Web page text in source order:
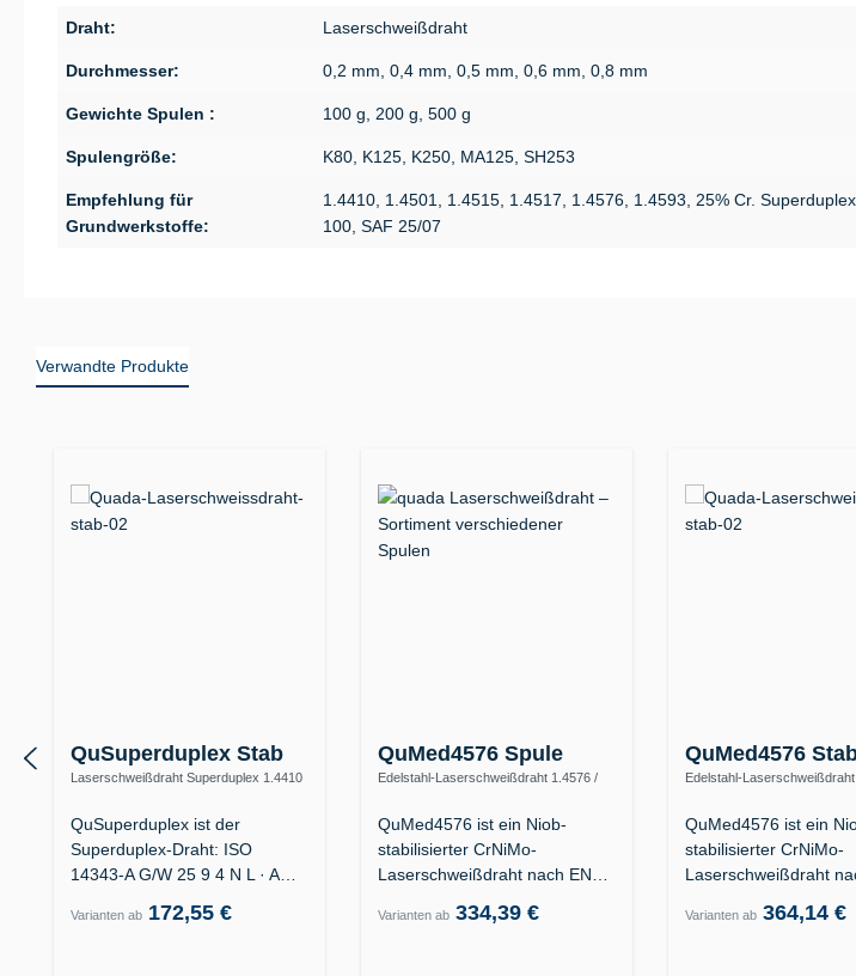
Draht: Laserschweißdraht
Durchmesser: 0,2 mm, 0,4 mm, 0,5 mm, 0,6 mm, 0,8 mm
Gewichte Spulen : 100 g, 200 g, 500 g
Spulengröße: K80, K125, K250, MA125, SH253
Empfehlung für
Grundwerkstoffe:
1.4410, 1.4501, 1.4515, 1.4517, 1.4576, 1.4593, 25% Cr.
100, SAF 25/07
Verwandte Produkte
QuSuperduplex Stab
Laserschweißdraht Superduplex 1.4410
QuSuperduplex ist der
Superduplex-Draht: ISO
14343-A G/W 25 9 4 N L · AWS
Varianten ab 172,55 €
QuMed4576 Spule
Edelstahl-Laserschweißdraht 1.4576 /
QuMed4576 ist ein Niob-
stabilisierter CrNiMo-
Laserschweißdraht nach EN
Varianten ab334,39 €
QuMed4576
Edelstahl-
QuMed4576 ist ein
stabilisierter CrNiMo-
Laserschweißdraht
Varianten ab364,14 €